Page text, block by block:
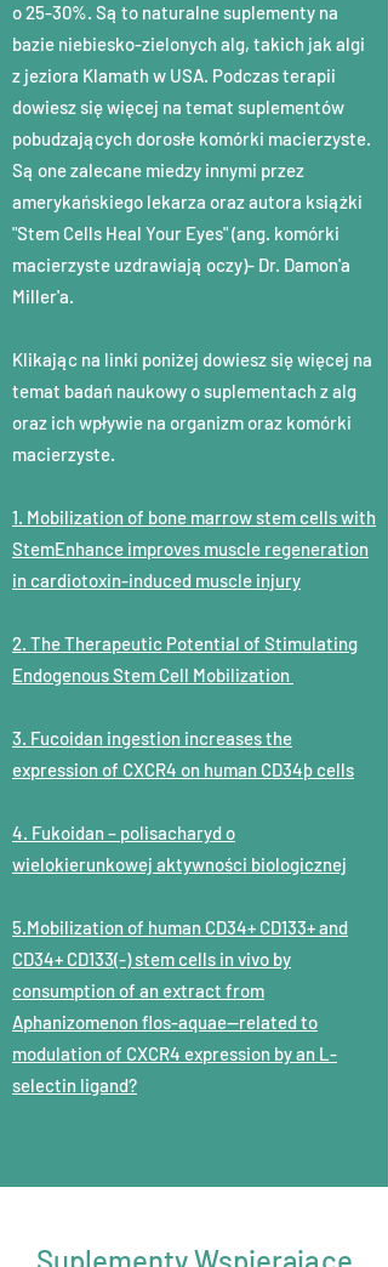
o 25-30%. Są to naturalne suplementy na
bazie niebiesko-zielonych alg, takich jak algi
z jeziora Klamath w USA. Podczas terapii
dowiesz się więcej na temat suplementów
pobudzających dorosłe komórki macierzyste.
Są one zalecane miedzy innymi przez
amerykańskiego lekarza oraz autora książki
"Stem Cells Heal Your Eyes" (ang. komórki
macierzyste uzdrawiają oczy)- Dr. Damon'a
Miller'a.
Klikając na linki poniżej dowiesz się więcej na
temat badań naukowy o suplementach z alg
oraz ich wpływie na organizm oraz komórki
macierzyste.
1. Mobilization of bone marrow stem cells with
StemEnhance improves muscle regeneration
in cardiotoxin-induced muscle injury
2. The Therapeutic Potential of Stimulating
Endogenous Stem Cell Mobilization
3. Fucoidan ingestion increases the
expression of CXCR4 on human CD34þ cells
4. Fukoidan – polisacharyd o
wielokierunkowej aktywności biologicznej
5.Mobilization of human CD34+ CD133+ and
CD34+ CD133(-) stem cells in vivo by
consumption of an extract from
Aphanizomenon flos-aquae--related to
modulation of CXCR4 expression by an L-
selectin ligand?